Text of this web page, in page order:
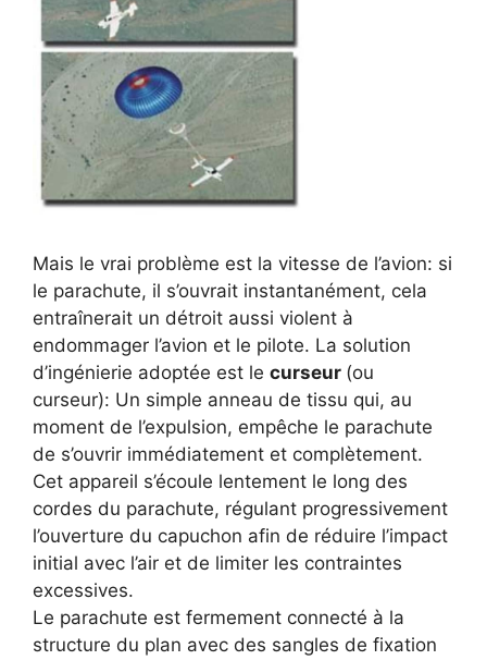
Mais le vrai problème est la vitesse de l’avion: si
le parachute, il s’ouvrait instantanément, cela
entraînerait un détroit aussi violent à
endommager l’avion et le pilote. La solution
d’ingénierie adoptée est le curseur (ou
curseur): Un simple anneau de tissu qui, au
moment de l’expulsion, empêche le parachute
de s’ouvrir immédiatement et complètement.
Cet appareil s’écoule lentement le long des
cordes du parachute, régulant progressivement
l’ouverture du capuchon afin de réduire l’impact
initial avec l’air et de limiter les contraintes
excessives.
Le parachute est fermement connecté à la
structure du plan avec des sangles de fixation